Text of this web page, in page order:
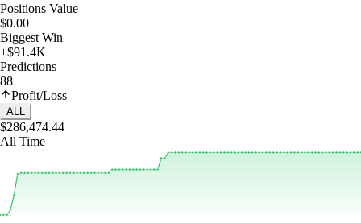
Positions Value
$0.00
Biggest Win
+$91.4K
Predictions
88
Profit/Loss
ALL
$286,474.44
All Time